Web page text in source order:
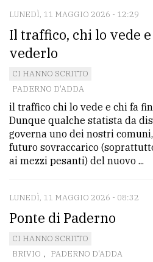
LUNEDÌ, 11 MAGGIO 2026 - 12:29
Il traffico, chi lo vede
vederlo
CI HANNO SCRITTO
PADERNO D'ADDA
il traffico chi lo vede e chi fa
Dunque qualche statista da
governa uno dei nostri
futuro sovraccarico
ai mezzi pesanti) del nuovo ...
LUNEDÌ, 11 MAGGIO 2026 - 08:32
Ponte di Paderno
CI HANNO SCRITTO
BRIVIO , PADERNO D'ADDA